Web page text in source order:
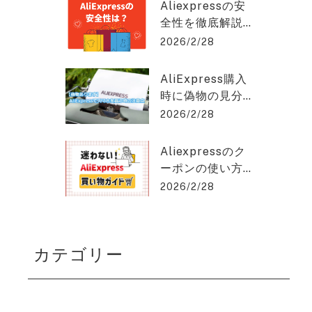
OFFで購入でき
Aliexpressの安
全性を徹底解説
｜信頼できる購
は？アリエクス
プレスを2%OFF
2026/2/28
AliExpress購入
時に偽物の見分
け方と安く買う
エクスプレスを
2%OFFで購入で
2026/2/28
Aliexpressのク
ーポンの使い方
を徹底解説！保
2026/2/28
カテゴリー